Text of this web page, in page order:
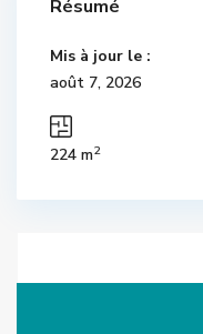
Résumé
Mis à jour le :
août 7, 2026
224 m2